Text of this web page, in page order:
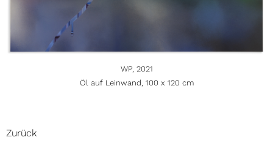
WP, 2021
Öl auf Leinwand, 100 x 120 cm
Zurück